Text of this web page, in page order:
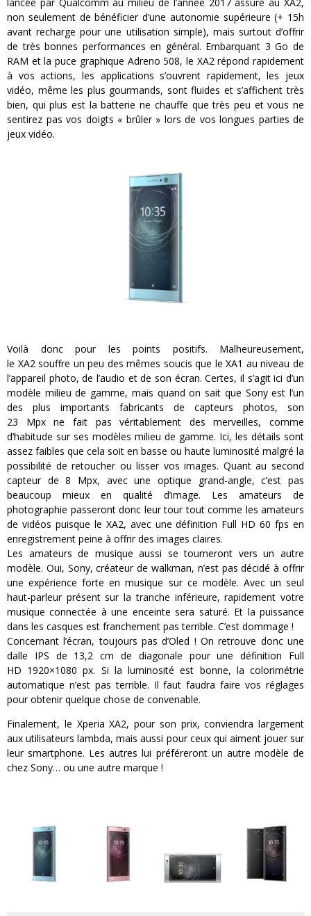
non seulement de bénéficier d’une autonomie supérieure(+ 15h
avant recharge pour une utilisation simple), mais surtout d’offrir
de très bonnes performances en général. Embarquant 3 Go de
RAM et la puce graphique Adreno 508, le XA2 répond rapidement
à vos actions, les applications s’ouvrent rapidement, les jeux
vidéo, même les plus gourmands, sont fluides et s’affichent très
bien, qui plus est la batterie ne chauffe que très peu et vous ne
sentirez pas vos doigts « brûler » lors de vos longues parties de
jeux vidéo.
Voilà donc pour les points positifs. Malheureusement,
le XA2souffre un peu des mêmes soucis que leXA1 au niveau de
l’appareil photo, de l’audio et de son écran. Certes, il s’agit ici d’un
modèle milieu de gamme, mais quand on sait que Sony est l’un
des plus importants fabricants de capteurs photos, son
23 Mpxne fait pas véritablement des merveilles, comme
d’habitude sur ses modèles milieu de gamme. Ici, les détails sont
assez faibles que cela soit en basse ou haute luminosité malgré la
possibilité de retoucher ou lisser vos images. Quant au second
capteur de 8 Mpx, avec une optique grand-angle,c’est pas
beaucoup mieux en qualité d’image. Les amateurs de
photographie passeront donc leur tour tout comme les amateurs
de vidéos puisque le XA2, avec une définition Full HD 60fps en
enregistrement peine à offrir des images claires.
Les amateurs de musique aussi se tourneront vers un autre
modèle. Oui, Sony, créateur de walkman, n’est pas décidé à offrir
une expérience forte en musique sur ce modèle. Avec un seul
haut-parleur présent sur la tranche inférieure, rapidement votre
musique connectée à une enceinte sera saturé. Et la puissance
dans les casques est franchement pas terrible. C’est dommage !
Concernant l’écran, toujours pas d’Oled ! On retrouve donc une
dalle IPS de 13,2 cm de diagonale pour une définition Full
HD 1920×1080 px. Si la luminosité est bonne, la colorimétrie
automatique n’est pas terrible. Il faut faudra faire vos réglages
pour obtenir quelque chose de convenable.
Finalement, le Xperia XA2, pour son prix, conviendra largement
aux utilisateurs lambda, mais aussi pour ceux qui aiment jouer sur
leur smartphone. Les autres lui préféreront un autre modèle de
chez Sony… ou une autre marque !